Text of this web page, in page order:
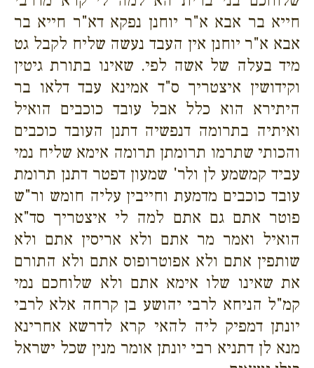
חייא בר אבא א"ר יוחנן נפקא דא"ר חייא בר
אבא א"ר יוחנן אין העבד נעשה שליח לקבל גט
מיד בעלה של אשה לפי. שאינו בתורת גיטין
וקידושין איצטריך ס"ד אמינא עבד דלאו בר
היתירא הוא כלל אבל עובד כוכבים הואיל
ואיתיה בתרומה דנפשיה דתנן העובד כוכבים
והכותי שתרמו תרומתן תרומה אימא שליח נמי
עביד קמשמע לן ולר' שמעון דפטר דתנן תרומת
עובד כוכבים מדמעת וחייבין עליה חומש ור"ש
פוטר אתם גם אתם למה לי איצטריך סד"א
הואיל ואמר מר אתם ולא אריסין אתם ולא
שותפין אתם ולא אפוטרופוס אתם ולא התורם
את שאינו שלו אימא אתם ולא שלוחכם נמי
קמ"ל הניחא לרבי יהושע בן קרחה אלא לרבי
יונתן דמפיק ליה להאי קרא לדרשא אחרינא
מנא לן דתניא רבי יונתן אומר מנין שכל ישראל